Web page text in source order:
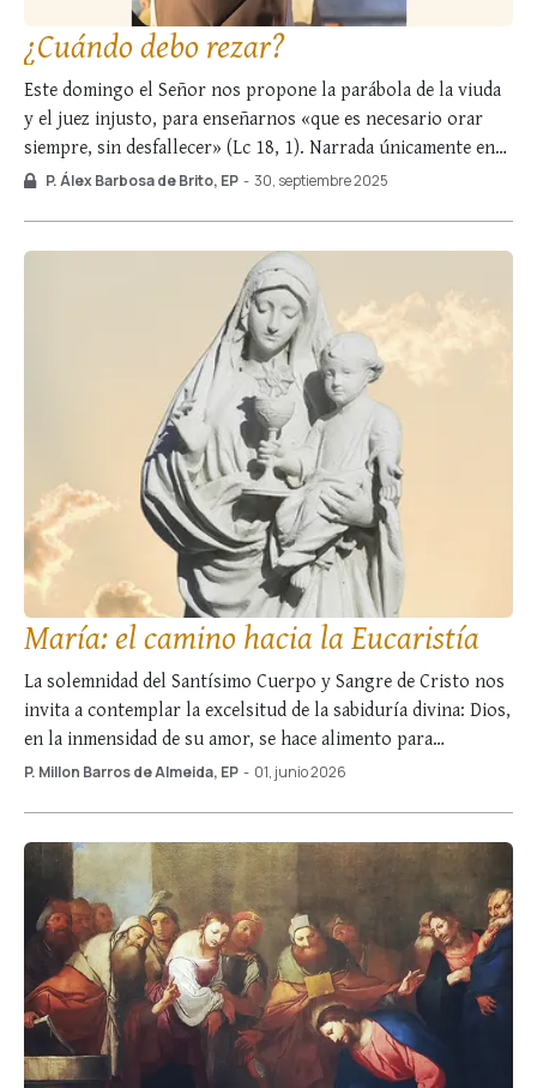
¿Cuándo debo rezar?
Este domingo el Señor nos propone la parábola de la viuda
y el juez injusto, para enseñarnos «que es necesario orar
siempre, sin desfallecer» (Lc 18, 1). Narrada únicamente en
el evangelio de San Lucas, presenta a una mujer indefensa
P. Álex Barbosa de Brito, EP - 30, septiembre 2025
María: el camino hacia la Eucaristía
La solemnidad del Santísimo Cuerpo y Sangre de Cristo nos
invita a contemplar la excelsitud de la sabiduría divina: Dios,
en la inmensidad de su amor, se hace alimento para
permanecer con nosotros en lo más íntimo de nuestro ser.
P. Millon Barros de Almeida, EP - 01, junio 2026